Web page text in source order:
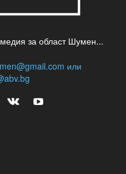
за област Шумен...
или